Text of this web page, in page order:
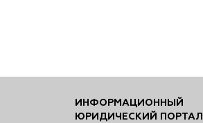
ИНФОРМАЦИОННЫЙ
ЮРИДИЧЕСКИЙ ПОРТАЛ